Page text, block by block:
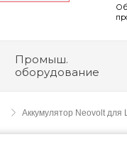
Промыш.
оборудование
Аккумулятор Neovolt